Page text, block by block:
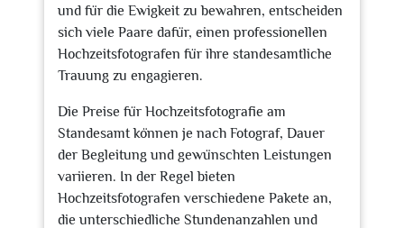
und für die Ewigkeit zu bewahren, entscheiden
sich viele Paare dafür, einen professionellen
Hochzeitsfotografen für ihre standesamtliche
Trauung zu engagieren.
Die Preise für Hochzeitsfotografie am
Standesamt können je nach Fotograf, Dauer
der Begleitung und gewünschten Leistungen
variieren. In der Regel bieten
Hochzeitsfotografen verschiedene Pakete an,
die unterschiedliche Stundenanzahlen und